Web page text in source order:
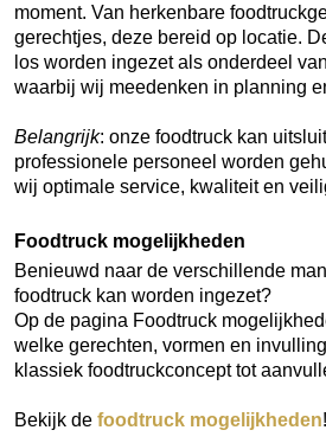
moment. Van herkenbare
gerechtjes, deze bereid op locatie.
los worden ingezet als onderdeel
waarbij wij meedenken in planning
Belangrijk: onze foodtruck kan
professionele personeel worden
wij optimale service, kwaliteit en
Foodtruck mogelijkheden
Benieuwd naar de verschillende
foodtruck kan worden ingezet?
Op de pagina Foodtruck
welke gerechten, vormen en
klassiek foodtruckconcept tot
Bekijk de foodtruck mogelijkheden!